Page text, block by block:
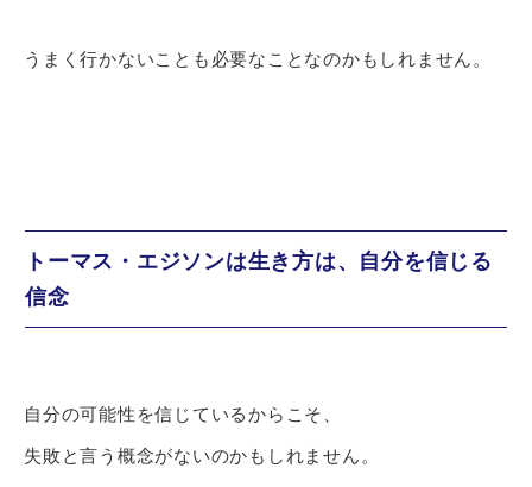
うまく行かないことも必要なことなのかもしれません。
トーマス・エジソンは生き方は、自分を信じる
信念
自分の可能性を信じているからこそ、
失敗と言う概念がないのかもしれません。